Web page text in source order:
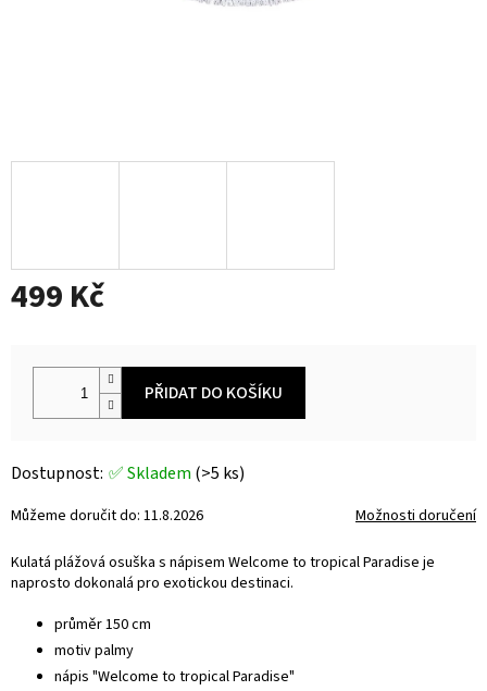
499 Kč
✅ Skladem (>5 ks)
Můžeme doručit do: 11.8.2026 Možnosti doručení
PŘIDAT DO KOŠÍKU
Kulatá plážová osuška s nápisem Welcome to tropical Paradise je
naprosto dokonalá pro exotickou destinaci.
průměr 150 cm
motiv palmy
nápis "Welcome to tropical Paradise"